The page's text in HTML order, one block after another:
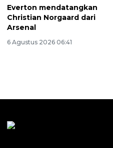
Everton mendatangkan
Christian Norgaard dari
Arsenal
6 Agustus 2026 06:41